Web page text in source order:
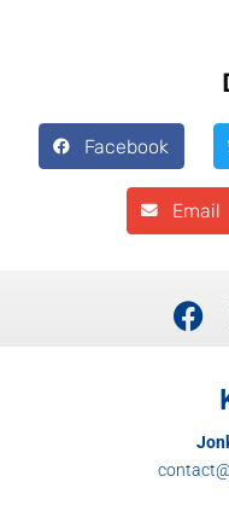
Facebook
Email